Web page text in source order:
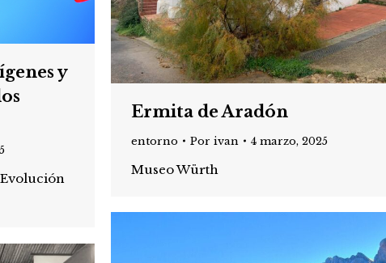
y
Ermita de Aradón
entorno Por ivan 4 marzo, 2025
Museo Würth